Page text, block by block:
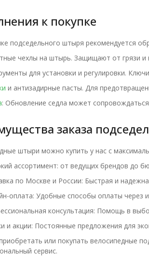
к покупке
подседельного штыря рекомендуется
чехлы на штырь. Защищают от грязи и
для установки и регулировки.
и антизадирные пасты. Для
: Обновление седла может
заказа
штыри можно купить у нас с
ассортимент: от ведущих брендов до
по Москве и России: Быстрая и
оплата: Удобные способы оплаты через
консультация: Помощь в
и акции: Постоянные предложения для
или покупать велосипедные
сервис.